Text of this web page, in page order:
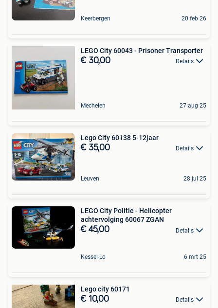
Keerbergen 20 feb 26
LEGO City 60043 - Prisoner Transporter
€ 30,00 Details
Mechelen 27 aug 25
Lego City 60138 5-12jaar
€ 35,00 Details
Leuven 28 jul 25
LEGO City Politie - Helicopter
achtervolging 60067 ZGAN
€ 45,00 Details
Kessel-Lo 6 mrt 25
Lego city 60171
€ 10,00 Details